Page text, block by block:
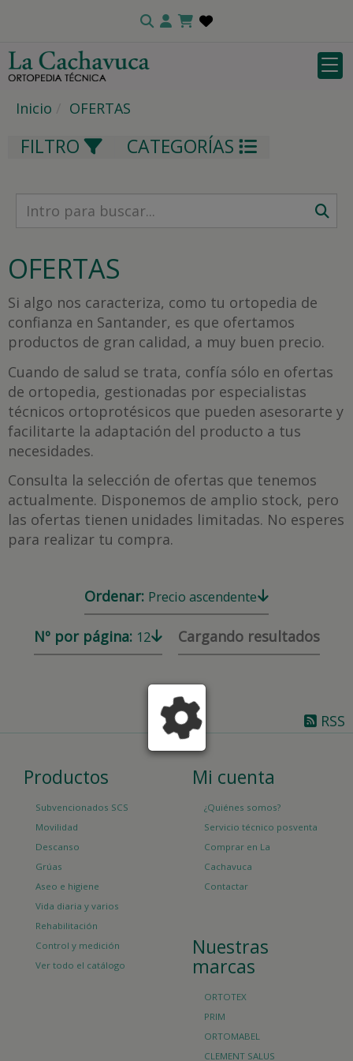
Inicio OFERTAS
FILTRO CATEGORÍAS
OFERTAS
Si algo nos caracteriza, como tu ortopedia de
confianza en Santander, es que ofertamos
productos de gran calidad, a muy buen precio.
Cuando de salud se trata, confía sólo en ofertas
de ortopedia, gestionadas por especialistas
técnicos ortoprotésicos que pueden asesorarte y
facilitarte la adaptación del producto a tus
necesidades.
Consulta la selección de ofertas que tenemos
actualmente. Disponemos de amplio stock, pero
las ofertas tienen unidades limitadas. No esperes
para realizar tu compra.
Ordenar: Precio ascendente
Nº por página: 12 Cargando resultados
RSS
Productos
Subvencionados SCS
Movilidad
Descanso
Grúas
Aseo e higiene
Vida diaria y varios
Rehabilitación
Control y medición
Ver todo el catálogo
Mi cuenta
¿Quiénes somos?
Servicio técnico posventa
Comprar en La
Cachavuca
Contactar
Nuestras
marcas
ORTOTEX
PRIM
ORTOMABEL
CLEMENT SALUS